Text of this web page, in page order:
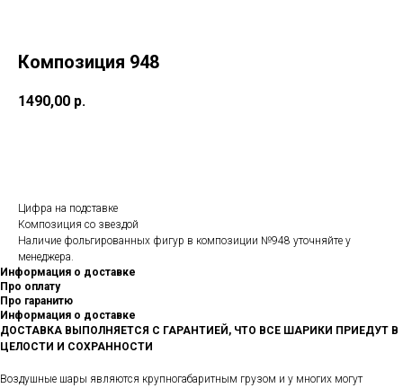
Композиция 948
1490,00 р.
Цифра на подставке
Композиция со звездой
Наличие фольгированных фигур в композиции №948 уточняйте у
менеджера.
Информация о доставке
Про оплату
Про гаранитю
Информация о доставке
ДОСТАВКА ВЫПОЛНЯЕТСЯ С ГАРАНТИЕЙ, ЧТО ВСЕ ШАРИКИ ПРИЕДУТ В
ЦЕЛОСТИ И СОХРАННОСТИ
Воздушные шары являются крупногабаритным грузом и у многих могут